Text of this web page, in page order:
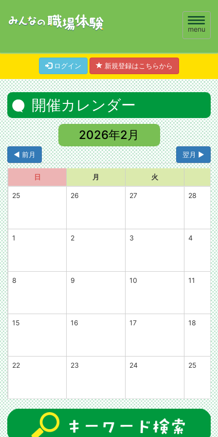
Toggle
menu
ログイン 新規登録はこちらから
開催カレンダー
2026年2月
◀ 前月 翌月 ▶
日 月 火 水
25 26 27 28
1 2 3 4
8 9 10 11
15 16 17 18
22 23 24 25